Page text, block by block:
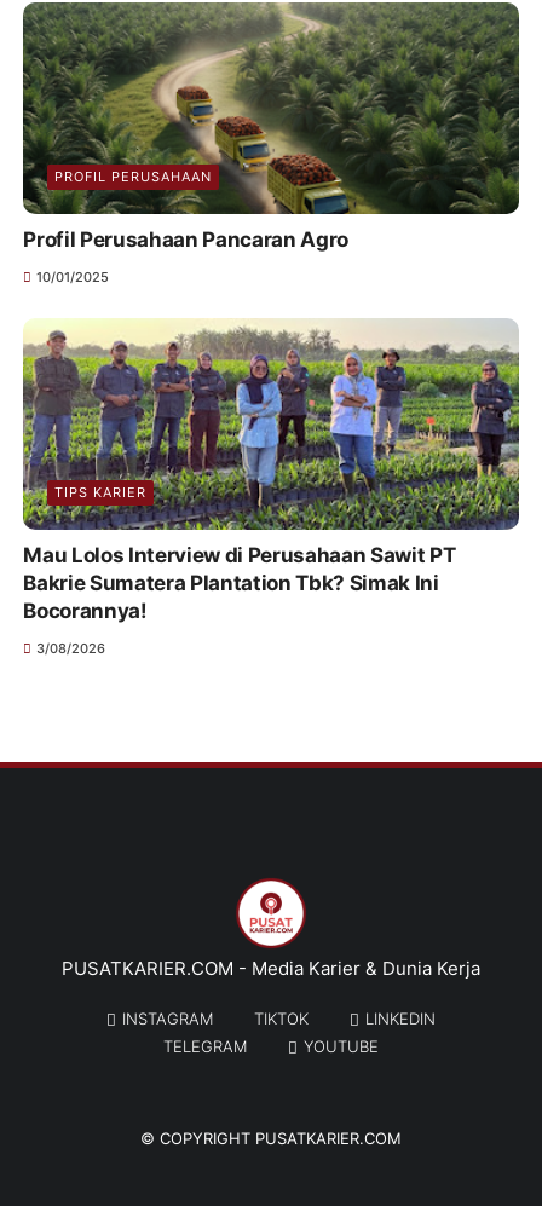
PROFIL PERUSAHAAN
Profil Perusahaan Pancaran Agro
10/01/2025
TIPS KARIER
Mau Lolos Interview di Perusahaan Sawit PT
Bakrie Sumatera Plantation Tbk? Simak Ini
Bocorannya!
3/08/2026
PUSATKARIER.COM - Media Karier & Dunia Kerja
INSTAGRAM TIKTOK
LINKEDIN
TELEGRAM
YOUTUBE
© COPYRIGHT PUSATKARIER.COM